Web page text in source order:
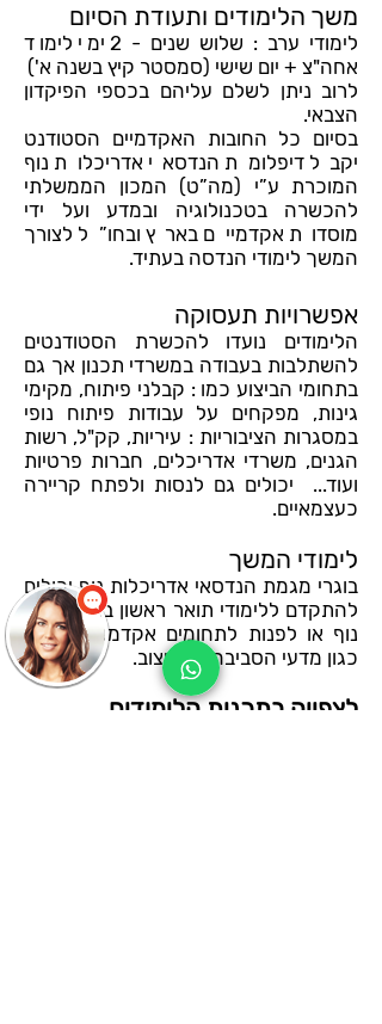
משך הלימודים ותעודת הסיום
לימודי ערב : שלוש שנים - 2 ימי לימוד
אחה"צ + יום שישי (סמסטר קיץ בשנה א')
לרוב ניתן לשלם עליהם בכספי הפיקדון
הצבאי.
בסיום כל החובות האקדמיים הסטודנט
יקבל דיפלומת הנדסאי אדריכלות נוף
המוכרת ע”י (מה”ט) המכון הממשלתי
להכשרה בטכנולוגיה ובמדע ועל ידי
מוסדות אקדמיים בארץ ובחו”ל לצורך
המשך לימודי הנדסה בעתיד.
אפשרויות תעסוקה
הלימודים נועדו להכשרת הסטודנטים
להשתלבות בעבודה במשרדי תכנון אך גם
בתחומי הביצוע כמו : קבלני פיתוח, מקימי
גינות, מפקחים על עבודות פיתוח נופי
במסגרות הציבוריות : עיריות, קק"ל, רשות
הגנים, משרדי אדריכלים, חברות פרטיות
ועוד... יכולים גם לנסות ולפתח קריירה
כעצמאיים.
לימודי המשך
בוגרי מגמת הנדסאי אדריכלות נוף יכולים
להתקדם ללימודי תואר ראשון באדריכלות
נוף או לפנות לתחומים אקדמאים דומים
כגון מדעי הסביבה, או עיצוב.
לצפייה בתכנית הלימודים